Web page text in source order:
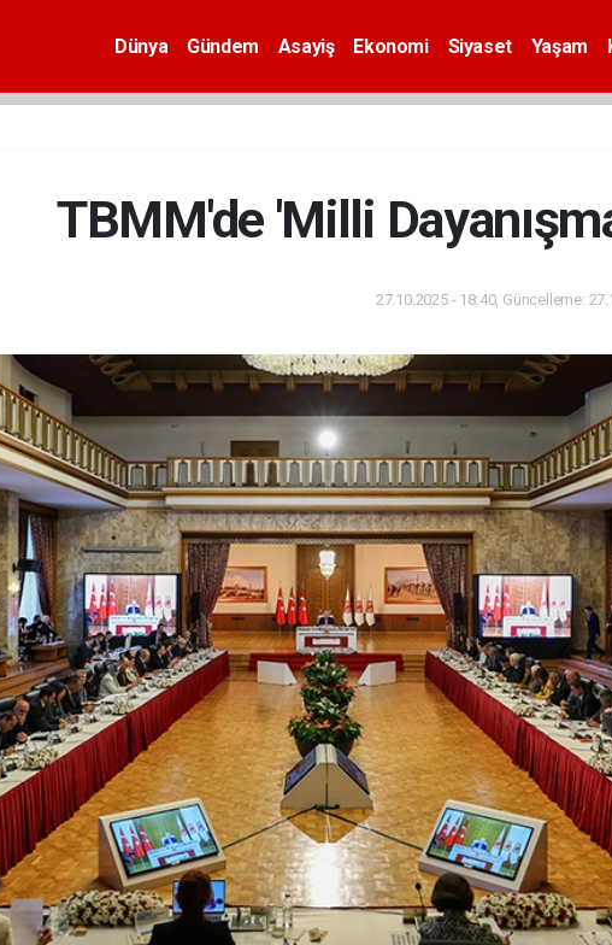
Dünya Gündem Asayiş Ekonomi Siyaset Yaşam
TBMM'de 'Milli
27.10.2025 - 18:40, Güncelleme: